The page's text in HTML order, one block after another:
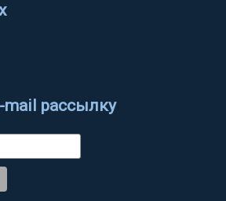
mail рассылку